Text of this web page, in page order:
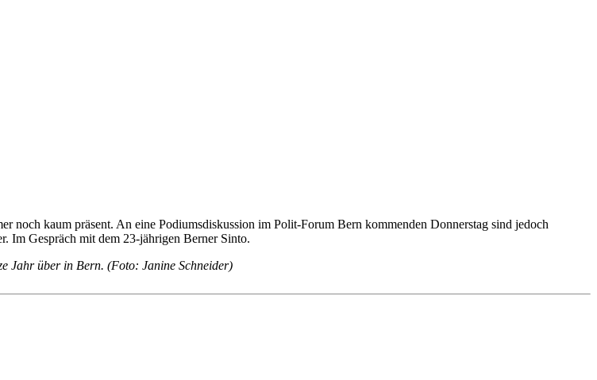
noch kaum präsent. An eine Podiumsdiskussion im Polit-Forum Bern kommenden Donnerstag sind jedoch
Im Gespräch mit dem 23-jährigen Berner Sinto.
Jahr über in Bern. (Foto: Janine Schneider)